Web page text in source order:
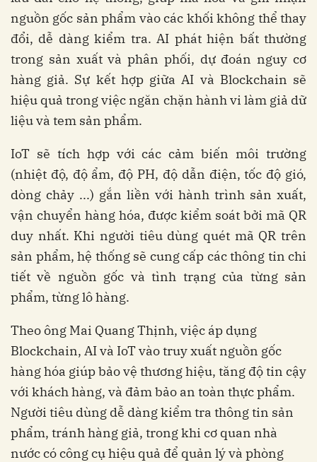
nguồn gốc sản phẩm vào các khối không thể thay
đổi, dễ dàng kiểm tra. AI phát hiện bất thường
trong sản xuất và phân phối, dự đoán nguy cơ
hàng giả. Sự kết hợp giữa AI và Blockchain sẽ
hiệu quả trong việc ngăn chặn hành vi làm giả dữ
liệu và tem sản phẩm.
IoT sẽ tích hợp với các cảm biến môi trường
(nhiệt độ, độ ẩm, độ PH, độ dẫn điện, tốc độ gió,
dòng chảy ...) gắn liền với hành trình sản xuất,
vận chuyển hàng hóa, được kiểm soát bởi mã QR
duy nhất. Khi người tiêu dùng quét mã QR trên
sản phẩm, hệ thống sẽ cung cấp các thông tin chi
tiết về nguồn gốc và tình trạng của từng sản
phẩm, từng lô hàng.
Theo ông Mai Quang Thịnh, việc áp dụng
Blockchain, AI và IoT vào truy xuất nguồn gốc
hàng hóa giúp bảo vệ thương hiệu, tăng độ tin cậy
với khách hàng, và đảm bảo an toàn thực phẩm.
Người tiêu dùng dễ dàng kiểm tra thông tin sản
phẩm, tránh hàng giả, trong khi cơ quan nhà
nước có công cụ hiệu quả để quản lý và phòng